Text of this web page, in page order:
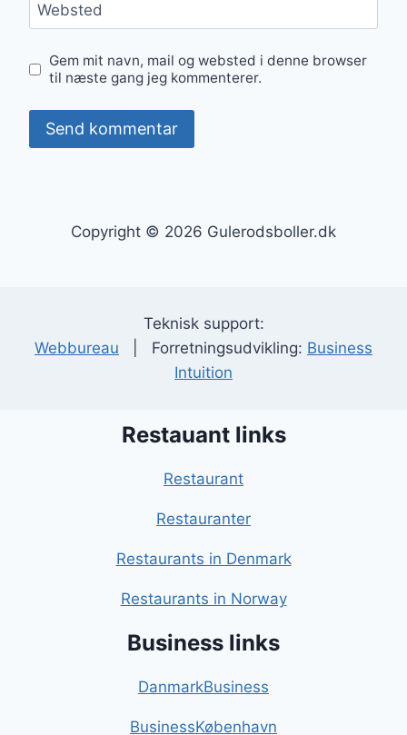
Websted
Gem mit navn, mail og websted i denne browser
til næste gang jeg kommenterer.
Copyright © 2026 Gulerodsboller.dk
Teknisk support:
Webbureau | Forretningsudvikling: Business
Intuition
Restauant links
Restaurant
Restauranter
Restaurants in Denmark
Restaurants in Norway
Business links
DanmarkBusiness
BusinessKøbenhavn